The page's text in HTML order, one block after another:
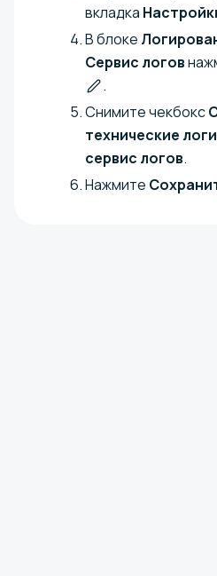
вкладка
В блоке
Сервис логов
.
Снимите чекбокс
технические
сервис логов.
Нажмите